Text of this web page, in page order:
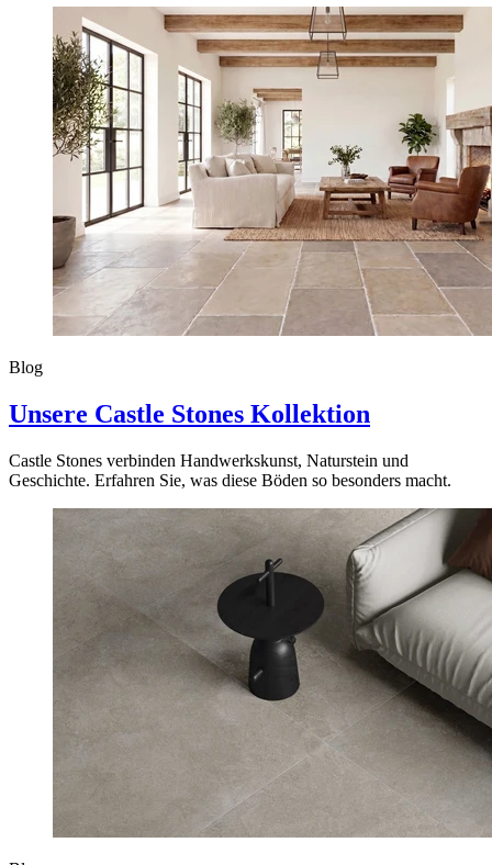
Blog
Unsere Castle Stones Kollektion
Castle Stones verbinden Handwerkskunst, Naturstein und
Geschichte. Erfahren Sie, was diese Böden so besonders macht.